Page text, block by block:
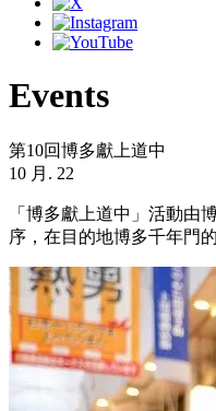
Events
第10回博多獻上道中
10 月. 22
「博多獻上道中」活動由
序，在目的地博多千年門